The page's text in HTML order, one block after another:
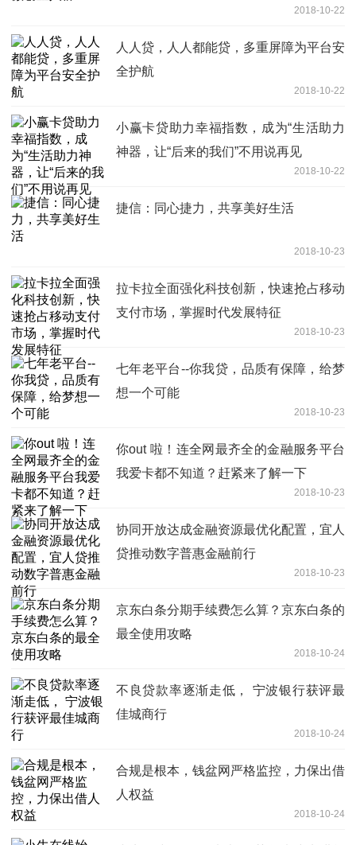
2018-10-22
人人贷，人人都能贷，多重屏障为平台安
全护航
2018-10-22
小赢卡贷助力幸福指数，成为“生活助力
神器，让“后来的我们”不用说再见
2018-10-22
捷信：同心捷力，共享美好生活
2018-10-23
拉卡拉全面强化科技创新，快速抢占移动
支付市场，掌握时代发展特征
2018-10-23
七年老平台--你我贷，品质有保障，给梦
想一个可能
2018-10-23
你out 啦！连全网最齐全的金融服务平台
我爱卡都不知道？赶紧来了解一下
2018-10-23
协同开放达成金融资源最优化配置，宜人
贷推动数字普惠金融前行
2018-10-23
京东白条分期手续费怎么算？京东白条的
最全使用攻略
2018-10-24
不良贷款率逐渐走低， 宁波银行获评最
佳城商行
2018-10-24
合规是根本，钱盆网严格监控，力保出借
人权益
2018-10-24